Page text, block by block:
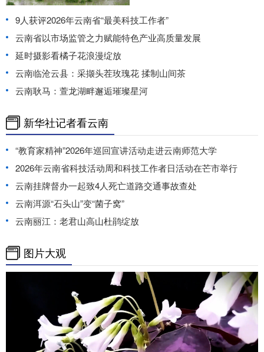
9人获评2026年云南省“最美科技工作者”
云南省以市场监管之力赋能特色产业高质量发展
延时摄影看橘子花浪漫绽放
云南临沧云县：采撷头茬玫瑰花 揉制山间茶
云南耿马：萱龙湖畔邂逅璀璨星河
新华社记者看云南
“教育家精神”2026年巡回宣讲活动走进云南师范大学
2026年云南省科技活动周和科技工作者日活动在芒市举行
云南挂牌督办一起致4人死亡道路交通事故查处
云南洱源“石头山”变“菌子窝”
云南丽江：老君山高山杜鹃绽放
图片大观